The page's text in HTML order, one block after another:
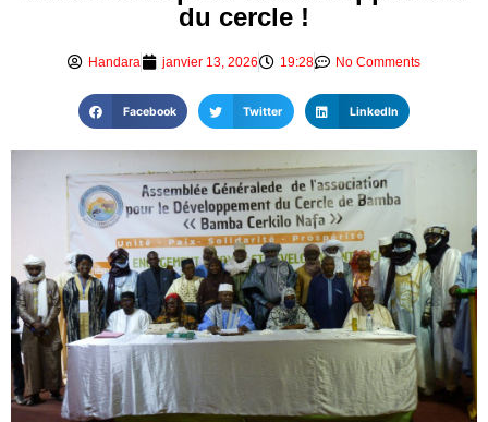
du cercle !
Handara janvier 13, 2026 19:28 No Comments
Facebook Twitter LinkedIn